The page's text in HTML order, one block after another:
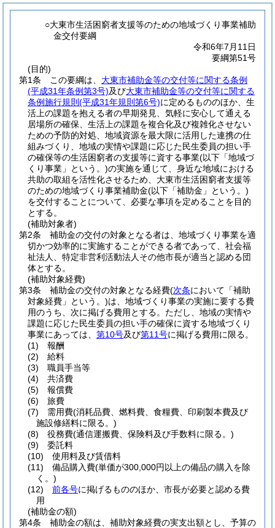
○大東市生活困窮者支援等のための地域づくり事業補助
金交付要綱
令和6年7月11日
要綱第51号
(目的)
第1条
この要綱は、 大東市補助金等の交付等に関する条例
(平成31年条例第3号)及び大東市補助金等の交付等に関する
条例施行規則 (平成31年規則第6号)に定めるもののほか、生
活上の課題を抱える者の早期発見、気軽に安心して通える
居場所の確保、生活上の課題を複合化及び複雑化させない
ための予防的対処、地域資源を最大限に活用した連携の仕
組みづくり、地域の実情や課題に応じた民生委員の担い手
の確保等の生活困窮者の支援等に資する事業(以下「地域づ
くり事業」という。)の実施を通じて、身近な地域における
共助の取組を活性化させるため、大東市生活困窮者支援等
のための地域づくり事業補助金(以下「補助金」という。)
を交付することについて、必要な事項を定めることを目的
とする。
(補助対象者)
第2条
補助金の交付の対象となる者は、地域づくり事業を適
切かつ効率的に実施することができる者であって、社会福
祉法人、特定非営利活動法人その他市長が適当と認める団
体とする。
(補助対象経費)
第3条
補助金の交付の対象となる経費(次条において「補助
対象経費」という。)は、地域づくり事業の実施に要する費
用のうち、次に掲げる費用とする。 ただし、地域の実情や
課題に応じた民生委員の担い手の確保に資する地域づくり
事業にあっては、 第10号及び第11号に掲げる費用に限る。
(1)
報酬
(2)
給料
(3)
職員手当等
(4)
共済費
(5)
報償費
(6)
旅費
(7)
需用費(消耗品費、燃料費、食糧費、印刷製本費及び
施設修繕料に限る。)
(8)
役務費(通信運搬費、保険料及び手数料に限る。)
(9)
委託料
(10)
使用料及び賃借料
(11)
備品購入費(単価が300,000円以上の備品の購入を除
く。)
(12)
前各号に掲げるもののほか、市長が必要と認める費
用
(補助金の額)
第4条
補助金の額は、補助対象経費の実支出額とし、予算の